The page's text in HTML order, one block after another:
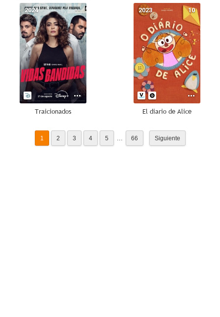
--
2024
Traicionados
10
2023
El diario de Alice
1 2 3 4 5 ... 66 Siguiente